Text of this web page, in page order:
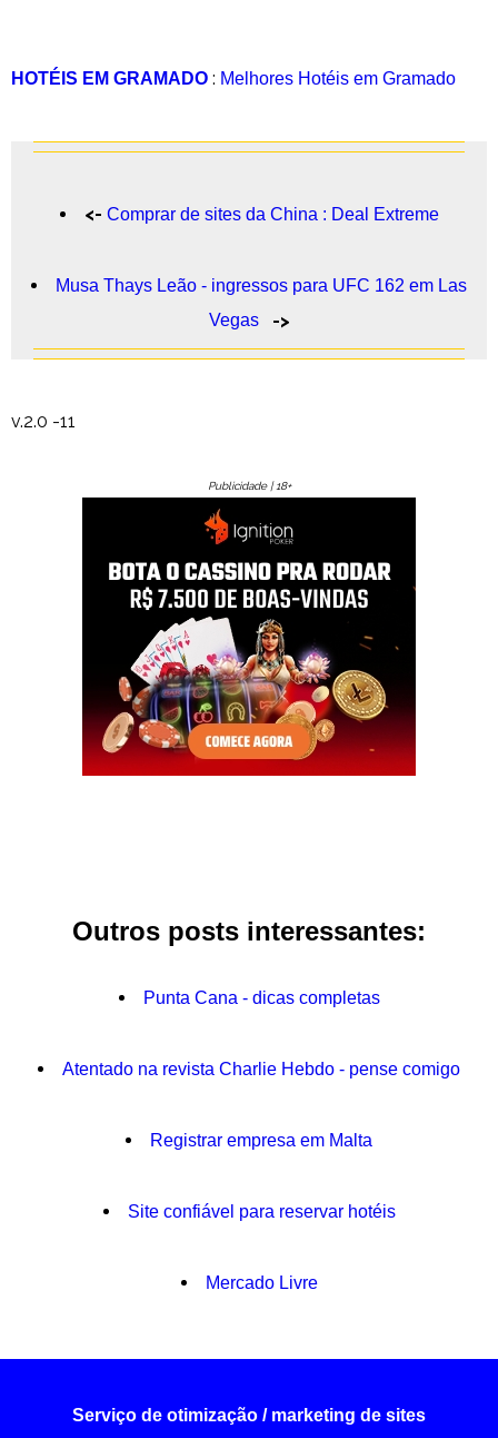
HOTÉIS EM GRAMADO : Melhores Hotéis em Gramado
<- Comprar de sites da China : Deal Extreme
Musa Thays Leão - ingressos para UFC 162 em Las
Vegas ->
v.2.0 -11
Publicidade | 18+
Outros posts interessantes:
Punta Cana - dicas completas
Atentado na revista Charlie Hebdo - pense comigo
Registrar empresa em Malta
Site confiável para reservar hotéis
Mercado Livre
Serviço de otimização / marketing de sites